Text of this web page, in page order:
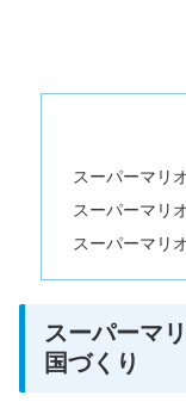
スーパーマリ
スーパーマリ
スーパーマリ
スーパーマ
国づくり